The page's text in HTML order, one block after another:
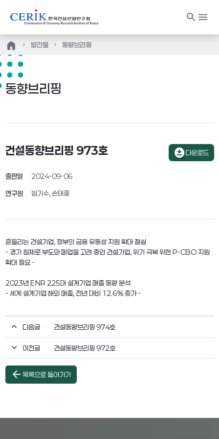
search menu
home 발간물 동향브리핑
동향브리핑
건설동향브리핑 973호
출판일 2024-09-06
연구원 임기수, 손태홍
download_for_offline다운로드
흔들리는 건설기업, 정부의 금융 유동성 지원 확대 절실
- 경기 침체로 부도와 폐업을 고려 중인 건설기업, 위기 극복 위한 P-CBO 지원
확대 필요 -
2023년 ENR 225대 설계기업 매출 동향 분석
- 세계 설계기업 해외 매출, 전년 대비 12.6% 증가 -
다음글 건설동향브리핑 974호
이전글 건설동향브리핑 972호
arrow_back 목록으로 돌아가기